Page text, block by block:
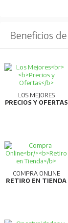
Beneficios
LOS MEJORES
PRECIOS Y OFERTAS
COMPRA ONLINE
RETIRO EN TIENDA